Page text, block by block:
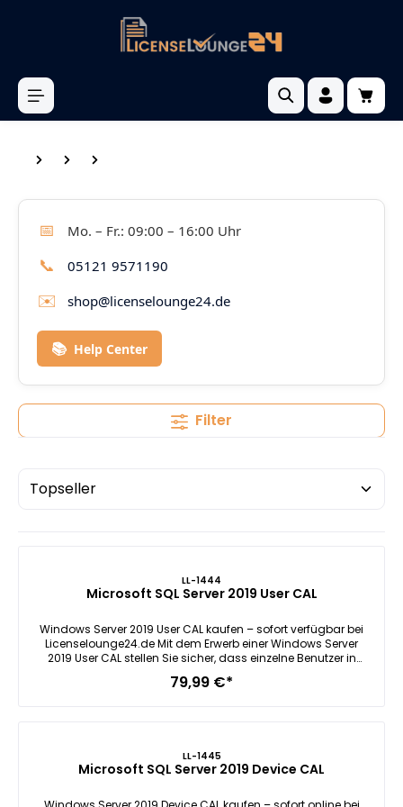
📅 Mo. – Fr.: 09:00 – 16:00 Uhr
📞 05121 9571190
✉️ shop@licenselounge24.de
📚 Help Center
Filter
LL-1444
Microsoft SQL Server 2019 User CAL
Windows Server 2019 User CAL kaufen – sofort verfügbar bei
Licenselounge24.de Mit dem Erwerb einer Windows Server
2019 User CAL stellen Sie sicher, dass einzelne Benutzer in
Serverumgebung zugreifen können. Diese
benötigten Zugriffslizenzen innerhalb von nur 1 Minute per E-
Mail – schnell, unkompliziert und direkt einsatzbereit.
funktionsreichsten Serverbetriebssystemen aus dem Hause
79,99 €*
LL-1445
Microsoft SQL Server 2019 Device CAL